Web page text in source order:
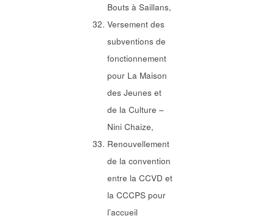
Bouts à Saillans,
Versement des
subventions de
fonctionnement
pour La Maison
des Jeunes et
de la Culture –
Nini Chaize,
Renouvellement
de la convention
entre la CCVD et
la CCCPS pour
l’accueil